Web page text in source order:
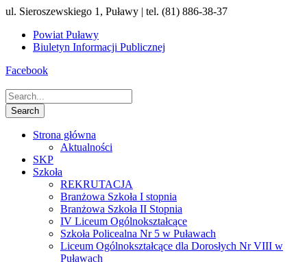
ul. Sieroszewskiego 1, Puławy | tel. (81) 886-38-37
Powiat Puławy
Biuletyn Informacji Publicznej
Facebook
Strona główna
Aktualności
SKP
Szkoła
REKRUTACJA
Branżowa Szkoła I stopnia
Branżowa Szkoła II Stopnia
IV Liceum Ogólnokształcące
Szkoła Policealna Nr 5 w Puławach
Liceum Ogólnokształcące dla Dorosłych Nr VIII w
Puławach